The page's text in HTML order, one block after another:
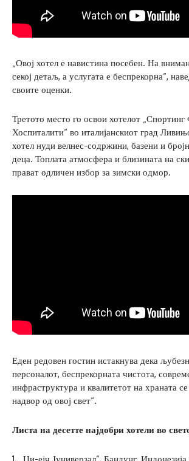
„Овој хотел е навистина посебен. На
секој детаљ, а услугата е беспрекорна“,
своите оценки.
Третото место го освои хотелот
Хоспиталити“ во италијанскиот град
хотел нуди велнес-содржини, базени и
деца. Топлата атмосфера и близината на
прават одличен избор за зимски одмор.
Еден редовен гостин истакнува дека
персоналот, беспрекорната чистота,
инфраструктура и квалитетот на храната
надвор од овој свет“.
Листа на десетте најдобри хотели во
1. „Џи-ејч Јуниверзал“, Бандунг, Индонезија